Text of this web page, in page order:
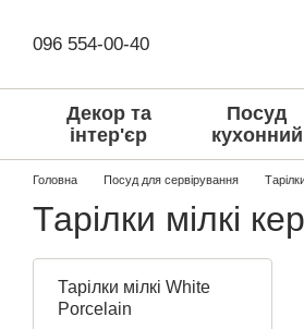
096 554-00-40
Декор та
інтер'єр
Посуд
кухонний
Головна Посуд для сервірування
Тарілки мілкі
Тарілки мілкі White
Porcelain